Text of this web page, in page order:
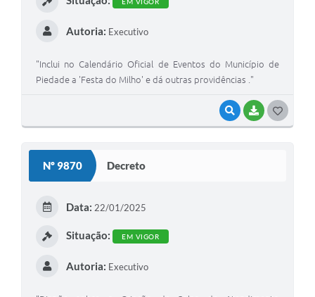
VISUALIZAR
BAIXAR
EM VIGOR
Autoria: Executivo
"Inclui no Calendário Oficial de Eventos do Município de
Piedade a 'Festa do Milho' e dá outras providências ."
Nº 9870 Decreto
Data: 22/01/2025
Situação: EM VIGOR
Autoria: Executivo